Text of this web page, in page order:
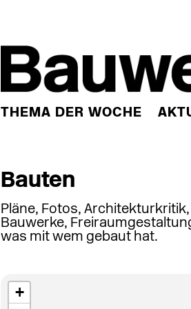
THEMA DER WOCHE
Bauten
Pläne, Fotos,
Bauwerke,
was mit wem gebaut hat.
+